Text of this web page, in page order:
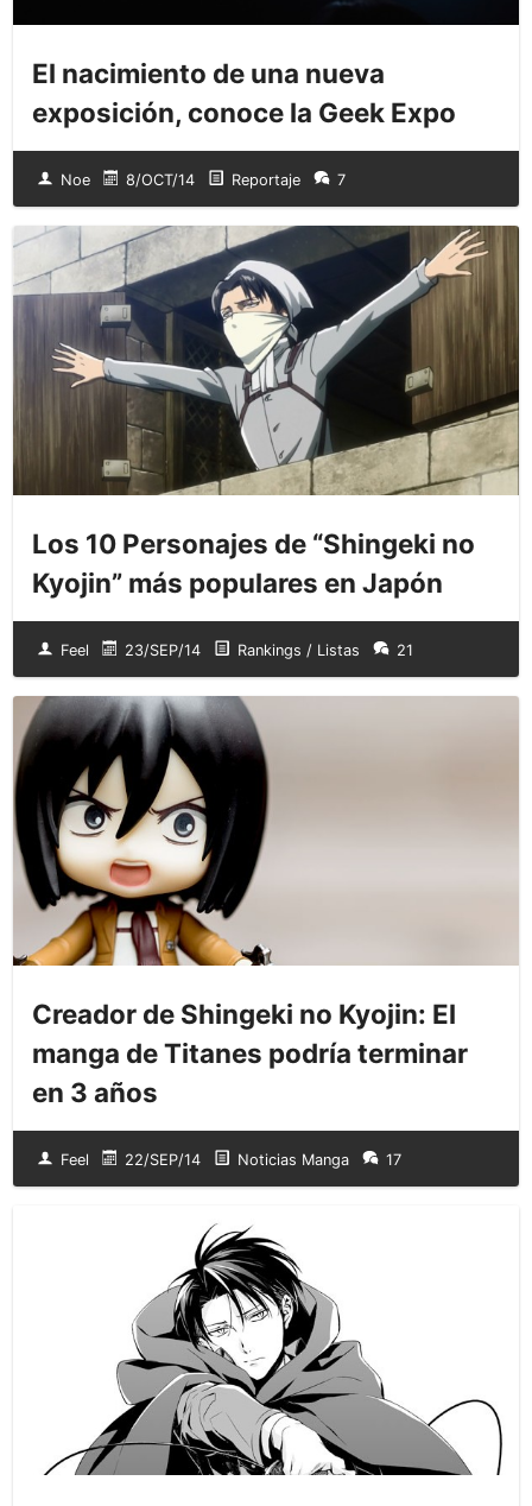
El nacimiento de una nueva
exposición, conoce la Geek Expo
Noe 8/OCT/14 Reportaje 7
Los 10 Personajes de “Shingeki no
Kyojin” más populares en Japón
Feel 23/SEP/14 Rankings / Listas 21
Creador de Shingeki no Kyojin: El
manga de Titanes podría terminar
en 3 años
Feel 22/SEP/14 Noticias Manga 17